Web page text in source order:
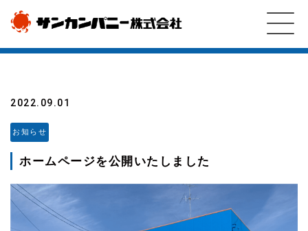
2022.09.01
お知らせ
ホームページを公開いたしました